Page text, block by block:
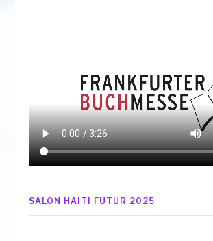
SALON HAITI FUTUR 2025